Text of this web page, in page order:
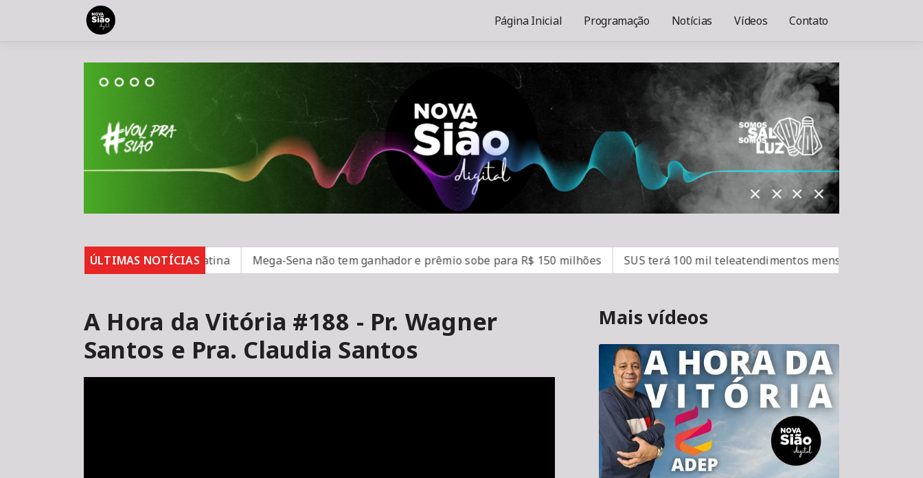
Página Inicial Programação Notícias Vídeos Contato
ÚLTIMAS NOTÍCIAS
para segurança na América Latina Mega-Sena não tem ganhador e prêmio sobe para R$ 150 milhões SUS terá 100 mil teleatendimentos mensais para vício em
A Hora da Vitória #188 - Pr. Wagner
Santos e Pra. Claudia Santos
Mais vídeos